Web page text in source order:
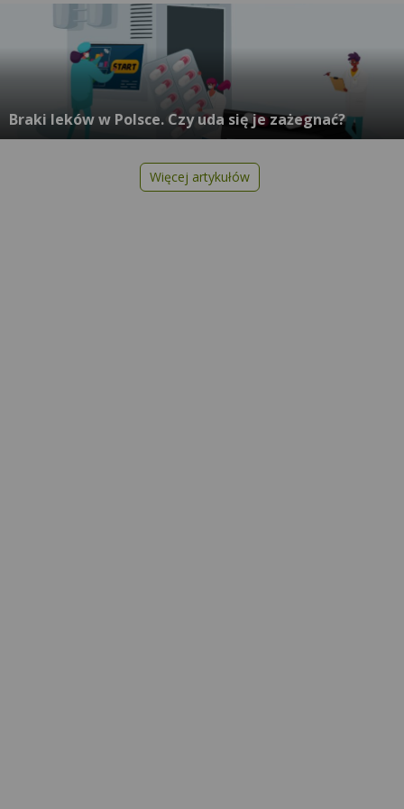
Braki leków w Polsce. Czy uda się je zażegnać?
Więcej artykułów